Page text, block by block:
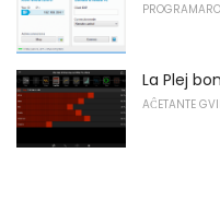
La Plej
AĈETANTE